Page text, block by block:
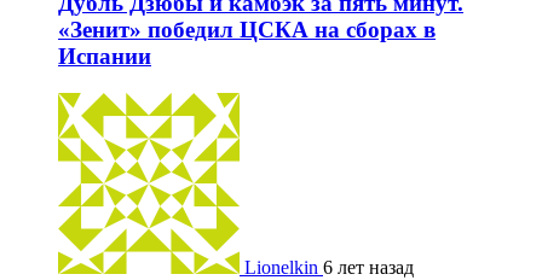
«Зенит» победил ЦСКА на сборах в
Испании
Lionelkin 6 лет назад